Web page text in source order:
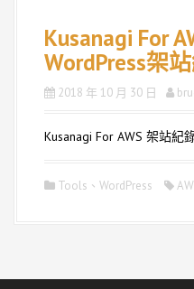
Kusanagi For
WordPress架
2018 年 10 月 30 日
Kusanagi For AWS 架站
Tools 、 WordPress